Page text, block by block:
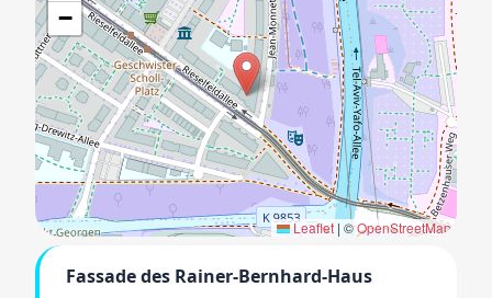
−
Leaflet | ©OpenStreetMap
Fassade des Rainer-Bernhard-Haus